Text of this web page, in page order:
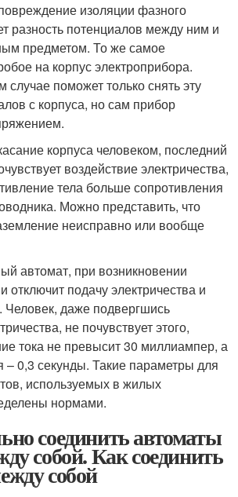
изоляции фазного
разность потенциалов между ним и
предметом. То же самое
на корпус электроприбора.
случае поможет только снять эту
с корпуса, но сам прибор
корпуса человеком, последний
воздействие электричества,
тела больше сопротивления
Можно представить, что
неисправно или вообще
автомат, при возникновении
отключит подачу электричества и
Человек, даже подвергшись
не почувствует этого,
тока не превысит 30 миллиампер, а
– 0,3 секунды. Такие параметры для
используемых в жилых
нормами.
соединить автоматы
собой. Как соединить
собой